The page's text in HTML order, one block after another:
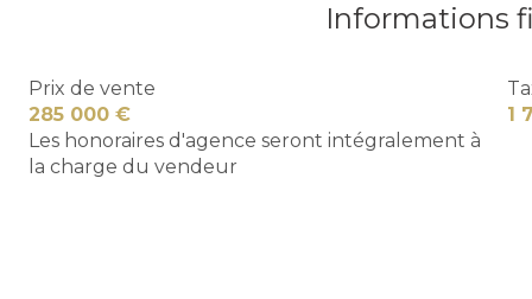
salle de bain
Informations
Prix de vente
285 000 €
Les honoraires d'agence seront intégralement à
la charge du vendeur
1